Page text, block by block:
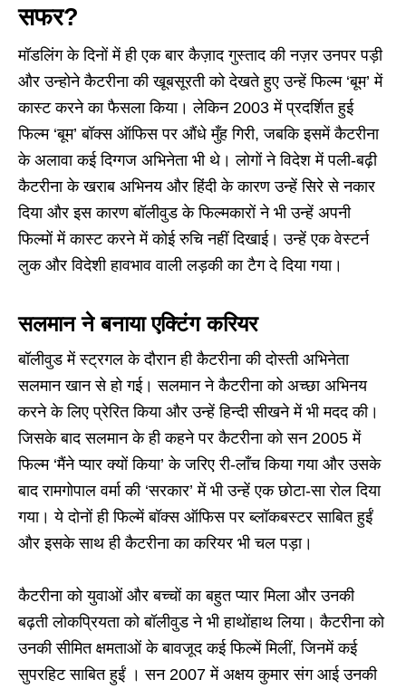
सफर?
मॉडलिंग के दिनों में ही एक बार कैज़ाद गुस्ताद की नज़र उनपर पड़ी
और उन्होने कैटरीना की खूबसूरती को देखते हुए उन्हें फिल्म ‘बूम’ में
कास्ट करने का फैसला किया। लेकिन 2003 में प्रदर्शित हुई
फिल्म ‘बूम’ बॉक्स ऑफिस पर औंधे मुँह गिरी, जबकि इसमें कैटरीना
के अलावा कई दिग्गज अभिनेता भी थे। लोगों ने विदेश में पली-बढ़ी
कैटरीना के खराब अभिनय और हिंदी के कारण उन्हें सिरे से नकार
दिया और इस कारण बॉलीवुड के फिल्मकारों ने भी उन्हें अपनी
फिल्मों में कास्ट करने में कोई रुचि नहीं दिखाई। उन्हें एक वेस्टर्न
लुक और विदेशी हावभाव वाली लड़की का टैग दे दिया गया।
सलमान ने बनाया एक्टिंग करियर
बॉलीवुड में स्ट्रगल के दौरान ही कैटरीना की दोस्ती अभिनेता
सलमान खान से हो गई। सलमान ने कैटरीना को अच्छा अभिनय
करने के लिए प्रेरित किया और उन्हें हिन्दी सीखने में भी मदद की।
जिसके बाद सलमान के ही कहने पर कैटरीना को सन 2005 में
फिल्म ‘मैंने प्यार क्यों किया’ के जरिए री-लॉंच किया गया और उसके
बाद रामगोपाल वर्मा की ‘सरकार’ में भी उन्हें एक छोटा-सा रोल दिया
गया। ये दोनों ही फिल्में बॉक्स ऑफिस पर ब्लॉकबस्टर साबित हुईं
और इसके साथ ही कैटरीना का करियर भी चल पड़ा।
कैटरीना को युवाओं और बच्चों का बहुत प्यार मिला और उनकी
बढ़ती लोकप्रियता को बॉलीवुड ने भी हाथोंहाथ लिया। कैटरीना को
उनकी सीमित क्षमताओं के बावजूद कई फिल्में मिलीं, जिनमें कई
सुपरहिट साबित हुईं । सन 2007 में अक्षय कुमार संग आई उनकी